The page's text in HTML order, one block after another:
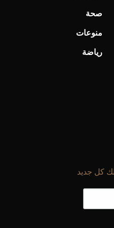
صحة
منوعات
رياضة
كل جديد